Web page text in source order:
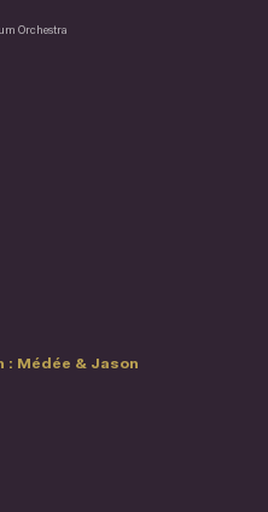
Orchestra
: Médée & Jason